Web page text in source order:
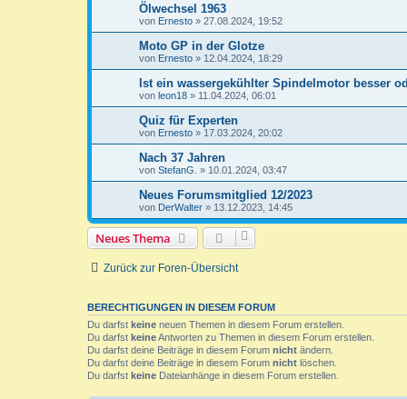
Ölwechsel 1963
von Ernesto » 27.08.2024, 19:52
Moto GP in der Glotze
von Ernesto » 12.04.2024, 18:29
Ist ein wassergekühlter Spindelmotor besser
von leon18 » 11.04.2024, 06:01
Quiz für Experten
von Ernesto » 17.03.2024, 20:02
Nach 37 Jahren
von StefanG. » 10.01.2024, 03:47
Neues Forumsmitglied 12/2023
von DerWalter » 13.12.2023, 14:45
Neues Thema
Zurück zur Foren-Übersicht
BERECHTIGUNGEN IN DIESEM FORUM
Du darfst keine neuen Themen in diesem Forum erstellen.
Du darfst keineAntworten zu Themen in diesem Forum erstellen.
Du darfst deine Beiträge in diesem Forum nicht ändern.
Du darfst deine Beiträge in diesem Forum nicht löschen.
Du darfst keine Dateianhänge in diesem Forum erstellen.